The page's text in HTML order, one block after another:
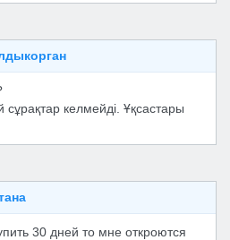
келмейді. Ұқсастары
30 дней то мне откроются